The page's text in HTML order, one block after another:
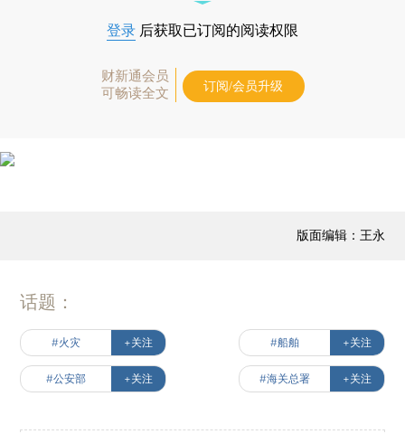
登录 后获取已订阅的阅读权限
财新通会员
可畅读全文
订阅/会员升级
版面编辑：王永
话题：
#火灾 +关注 #船舶 +关注
#公安部 +关注 #海关总署 +关注